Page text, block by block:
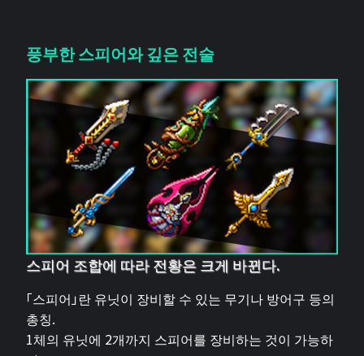
풍부한 스피어와 깊은 전술
스피어 조합에 따라 전황은 크게 바뀐다.
「스피어」란 유닛이 장비할 수 있는 무기나 방어구 등의
총칭.
1체의 유닛에 2개까지 스피어를 장비하는 것이 가능하